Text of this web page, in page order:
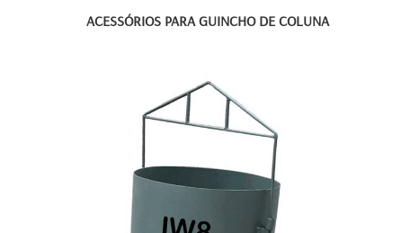
ACESSÓRIOS PARA GUINCHO DE COLUNA